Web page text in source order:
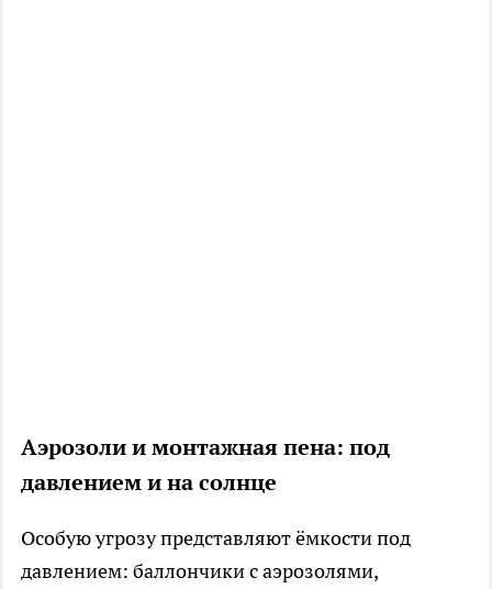
Аэрозоли и монтажная пена: под
давлением и на солнце
Особую угрозу представляют ёмкости под
давлением: баллончики с аэрозолями,